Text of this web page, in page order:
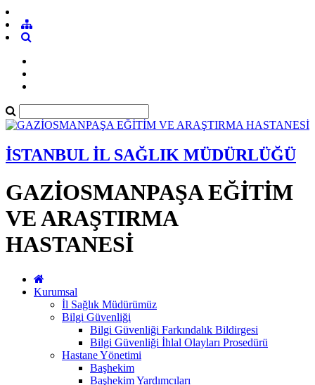
İSTANBUL İL SAĞLIK MÜDÜRLÜĞÜ
GAZİOSMANPAŞA EĞİTİM
VE ARAŞTIRMA
HASTANESİ
Kurumsal
İl Sağlık Müdürümüz
Bilgi Güvenliği
Bilgi Güvenliği Farkındalık Bildirgesi
Bilgi Güvenliği İhlal Olayları Prosedürü
Hastane Yönetimi
Başhekim
Başhekim Yardımcıları